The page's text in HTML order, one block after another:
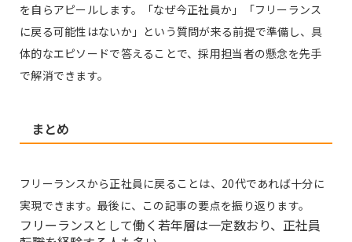
を自らアピールします。「なぜ今正社員か」「フリーランス
に戻る可能性はないか」という質問が来る前提で準備し、具
体的なエピソードで答えることで、採用担当者の懸念を先手
で解消できます。
まとめ
フリーランスから正社員に戻ることは、20代であれば十分に
実現できます。最後に、この記事の要点を振り返ります。
フリーランスとして働く若年層は一定数おり、正社員